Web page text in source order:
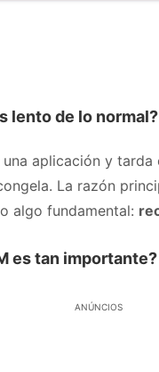
lento de lo normal?
aplicación y tarda
La razón
algo fundamental:
es tan importante?
ANÚNCIOS